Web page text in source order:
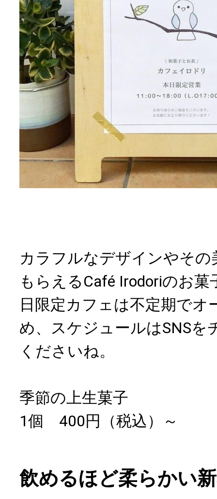
カラフルなデザインやそ
もらえるCafé Irodoriのお
日限定カフェは不定期でオ
め、スケジュールはSNSを
くださいね。
季節の上生菓子
1個 400円（税込）～
飲めるほど柔らかい